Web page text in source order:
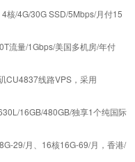
核/4G/30G SSD/5Mbps/月付15
流量/1Gbps/美国多机房/年付
CU4837线路VPS，采用
16GB/480GB/独享1个纯国际
29/月、16核16G-69/月，香港/